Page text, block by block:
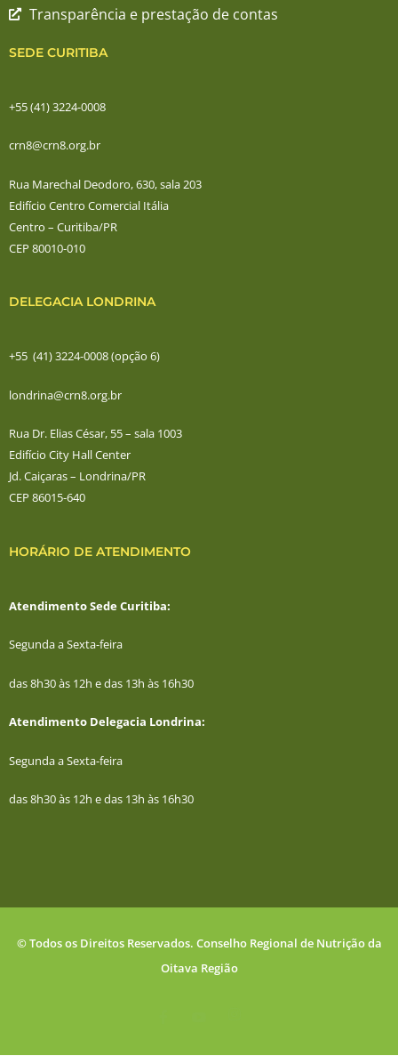
Transparência e prestação de contas
SEDE CURITIBA
+55 (41) 3224-0008
crn8@crn8.org.br
Rua Marechal Deodoro, 630, sala 203
Edifício Centro Comercial Itália
Centro – Curitiba/PR
CEP 80010-010
DELEGACIA LONDRINA
+55 (41) 3224-0008 (opção 6)
londrina@crn8.org.br
Rua Dr. Elias César, 55 – sala 1003
Edifício City Hall Center
Jd. Caiçaras – Londrina/PR
CEP 86015-640
HORÁRIO DE ATENDIMENTO
Atendimento Sede Curitiba:
Segunda a Sexta-feira
das 8h30 às 12h e das 13h às 16h30
Atendimento Delegacia Londrina:
Segunda a Sexta-feira
das 8h30 às 12h e das 13h às 16h30
© Todos os Direitos Reservados. Conselho Regional de Nutrição da
Oitava Região